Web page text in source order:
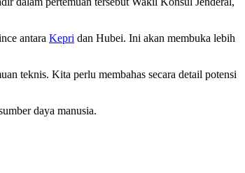
antara Kepri dan Hubei. Ini akan membuka lebih
teknis. Kita perlu membahas secara detail potensi
daya manusia.